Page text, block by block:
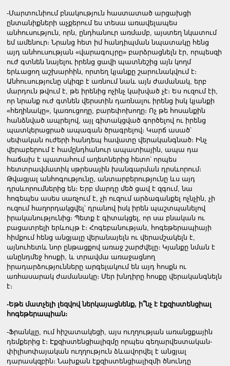
-Մարտունիում բնակություն հաստատած արցախցի
ընտանիքների աչքերում ես տեսա առավելապես
անհուսություն, որն, ընդհանուր առմամբ, այստեղ նկատում
եմ ամենուր։ Նրանց հետ իմ հանդիպման նպատակը հենց
այդ անհուսության «վարագույրը» բարձրացնելն էր, որպեսզի
ուժ գտնեն նայելու իրենց ցավի պատնեշից այն կողմ
երևացող աշխարհին, որտեղ կյանքը շարունակվում է։
Անհուսությունը սկիզբ է առնում նաև այն ժամանակ, երբ
մարդուն թվում է, թե իրենից ոչինչ կախված չէ։ Ես ուզում էի,
որ նրանք ուժ գտնեն վերստին դառնալու իրենց իսկ կյանքի
«հեղինակը», կառուցողը, բարեփոխողը։ Ոչ թե հոսանքին
հանձնված ապրելով, այլ գիտակցված գործելով ու իրենց
պատկերացրած ապագան ծրագրելով։ Կարճ ասած՝
սեփական ուժերի հանդեպ հավատը վերականգնած։ Ինչ
վերաբերում է համընդհանուր ապատիային, ապա դա
հաճախ է պատահում աղետներից հետո՝ որպես
հետտրավմատիկ սթրեսային խանգարման դրսևորում։
Թվացյալ անհոգությունը, անտարբերությունը ևս այդ
դրսևորումներից են։ Երբ մարդը մեծ ցավ է զգում, նա
հոգեպես ասես սառչում է, չի ուզում արձագանքել ոչնչին, չի
ուզում հաղորդակցվել՝ դրանով իսկ իրեն պաշտպանելով
իրականությունից։ Պետք է գիտակցել, որ սա բնական ու
բացատրելի երևույթ է։ Հոգեբանության, հոգեթերապիայի
հիմքում հենց անցյալը վերանայելն ու վերամշակելն է,
այնուհետև նոր ընթացքով առաջ շարժվելը։ Կյանքը նման է
անընդմեջ հոսքի, և տրավմա առաջացնող
իրադարձությունները արգելակում են այդ հոսքն ու
առհասարակ ժամանակը։ Մեր խնդիրը հոսքը վերականգնելն
է։
-Եթե մատչելի լեզվով ներկայացնենք, ի՞նչ է էքզիստենցիալ
հոգեթերապիան։
-Ֆրանկլը, ում հիշատակեցի, այս ուղղության առանցքային
դեմքերից է։ Էքզիստենցիալիզմը որպես գեղարվեստական-
փիլիսոփայական ուղղություն ձևավորվել է անցյալ
դարասկզբին։ Նախքան էքզիստենցիալիզմի ծնունդը